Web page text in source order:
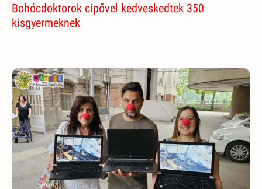
Bohócdoktorok cipővel kedveskedtek 350
kisgyermeknek